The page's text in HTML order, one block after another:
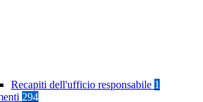
Recapiti dell'ufficio responsabile 1
294